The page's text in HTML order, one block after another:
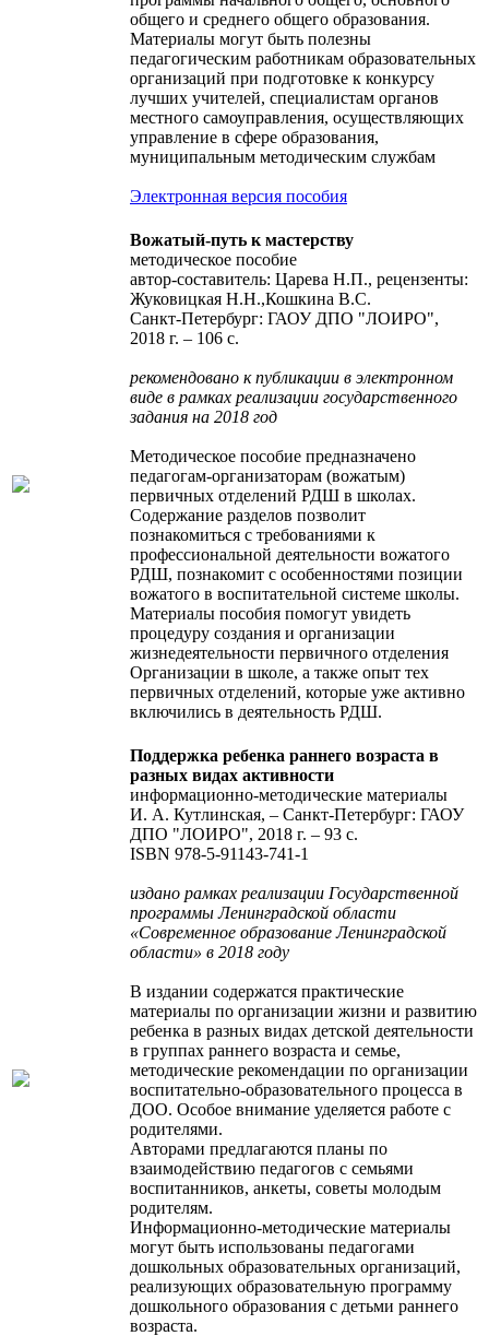
общего и среднего общего образования.
Материалы могут быть полезны
педагогическим работникам образовательных
организаций при подготовке к конкурсу
лучших учителей, специалистам органов
местного самоуправления, осуществляющих
управление в сфере образования,
муниципальным методическим службам
Электронная версия пособия
Вожатый-путь к мастерству
методическое пособие
автор-составитель: Царева Н.П., рецензенты:
Жуковицкая Н.Н.,Кошкина В.С.
Санкт-Петербург: ГАОУ ДПО "ЛОИРО",
2018 г. – 106 с.
рекомендовано к публикации в электронном
виде в рамках реализации государственного
задания на 2018 год
Методическое пособие предназначено
педагогам-организаторам (вожатым)
первичных отделений РДШ в школах.
Содержание разделов позволит
познакомиться с требованиями к
профессиональной деятельности вожатого
РДШ, познакомит с особенностями позиции
вожатого в воспитательной системе школы.
Материалы пособия помогут увидеть
процедуру создания и организации
жизнедеятельности первичного отделения
Организации в школе, а также опыт тех
первичных отделений, которые уже активно
включились в деятельность РДШ.
Поддержка ребенка раннего возраста в
разных видах активности
информационно-методические материалы
И. А. Кутлинская, – Санкт-Петербург: ГАОУ
ДПО "ЛОИРО", 2018 г. – 93 с.
ISBN 978-5-91143-741-1
издано рамках реализации Государственной
программы Ленинградской области
«Современное образование Ленинградской
области» в 2018 году
В издании содержатся практические
материалы по организации жизни и развитию
ребенка в разных видах детской деятельности
в группах раннего возраста и семье,
методические рекомендации по организации
воспитательно-образовательного процесса в
ДОО. Особое внимание уделяется работе с
родителями.
Авторами предлагаются планы по
взаимодействию педагогов с семьями
воспитанников, анкеты, советы молодым
родителям.
Информационно-методические материалы
могут быть использованы педагогами
дошкольных образовательных организаций,
реализующих образовательную программу
дошкольного образования с детьми раннего
возраста.